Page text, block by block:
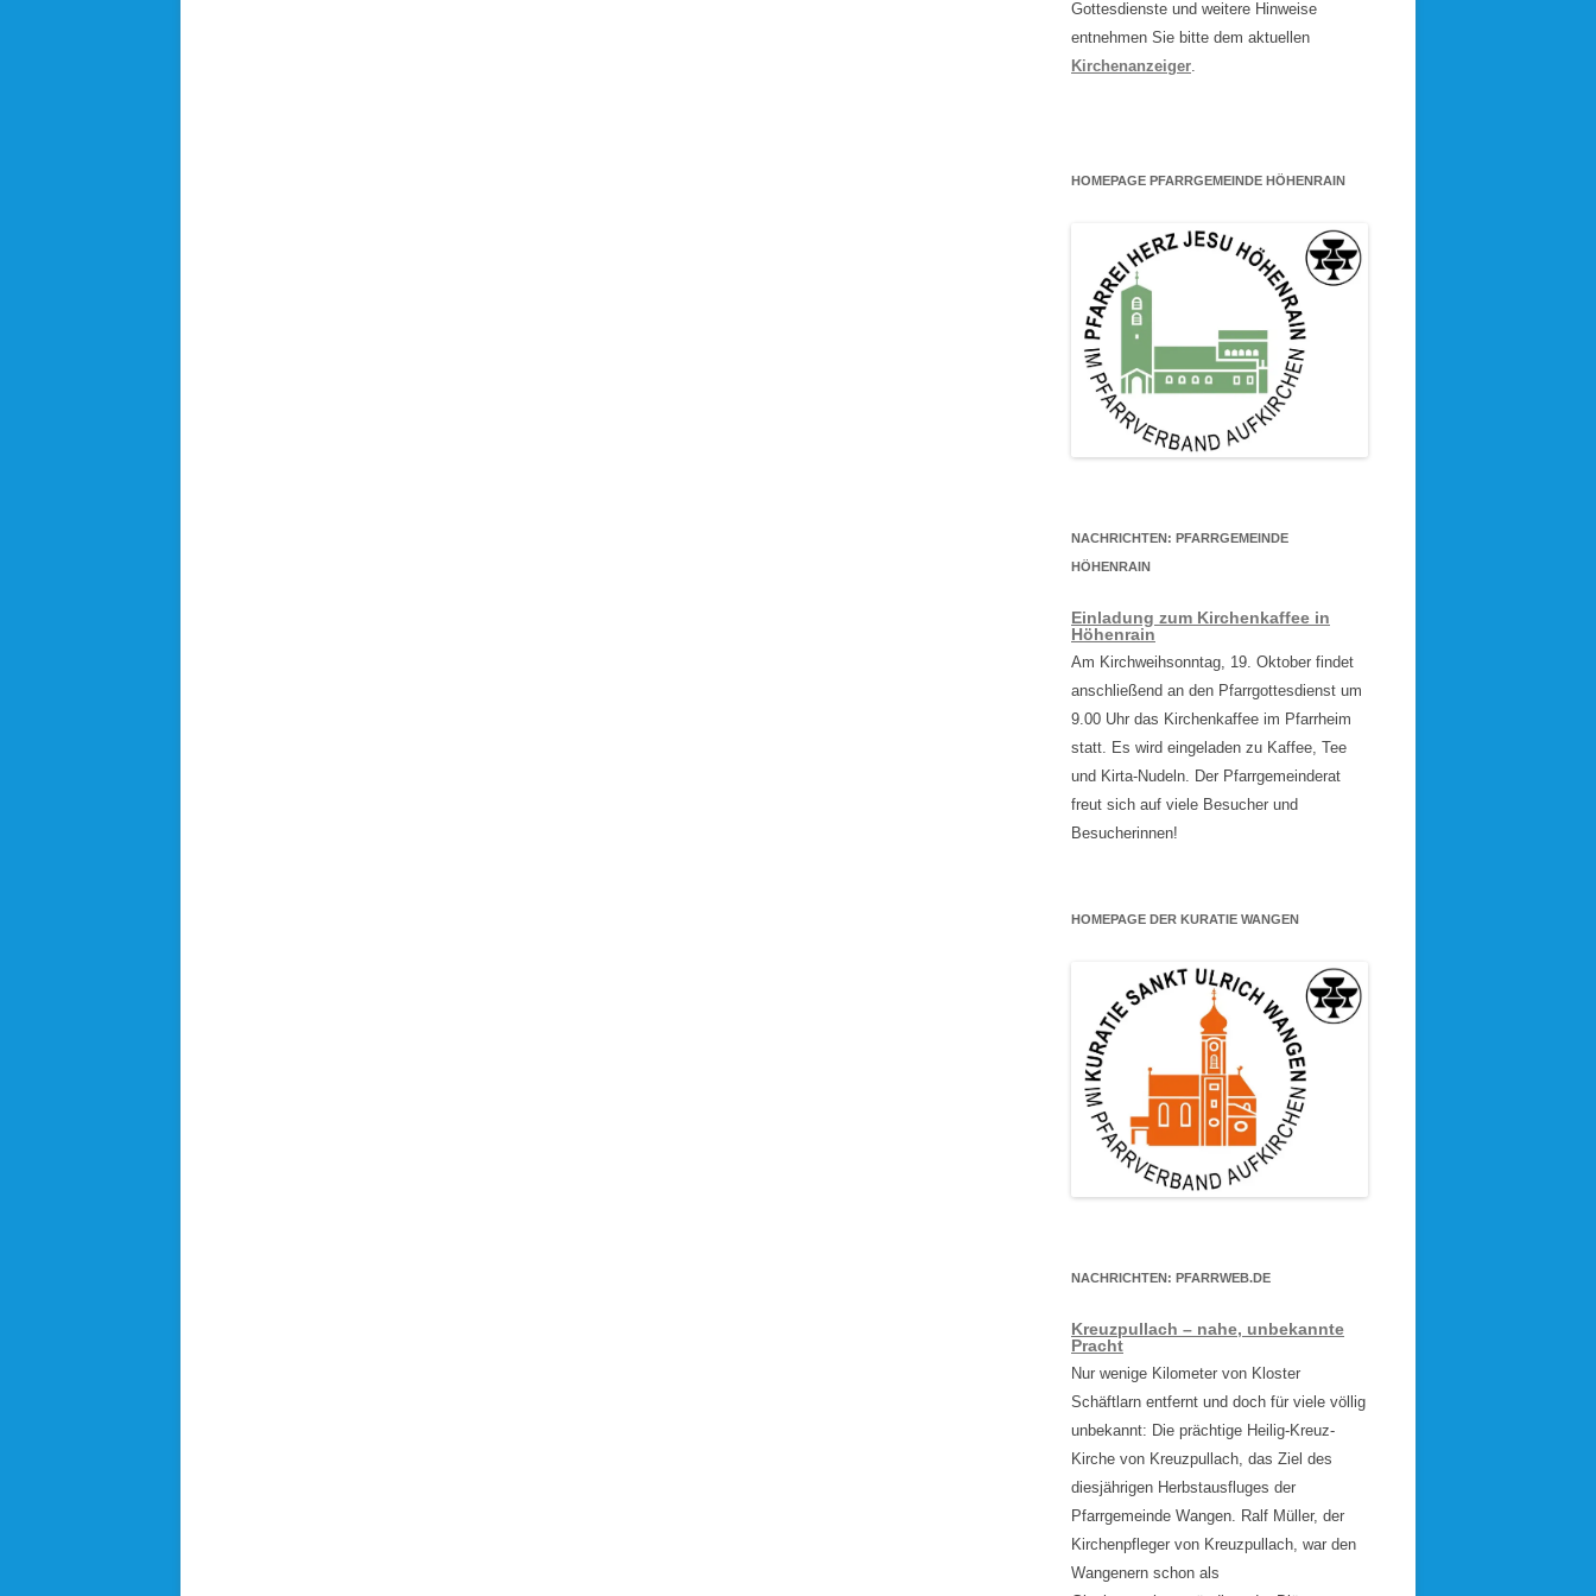
Gottesdienste und weitere Hinweise
entnehmen Sie bitte dem aktuellen
Kirchenanzeiger.
HOMEPAGE PFARRGEMEINDE HÖHENRAIN
NACHRICHTEN: PFARRGEMEINDE
HÖHENRAIN
Einladung zum Kirchenkaffee in
Höhenrain
Am Kirchweihsonntag, 19. Oktober findet
anschließend an den Pfarrgottesdienst um
9.00 Uhr das Kirchenkaffee im Pfarrheim
statt. Es wird eingeladen zu Kaffee, Tee
und Kirta-Nudeln. Der Pfarrgemeinderat
freut sich auf viele Besucher und
Besucherinnen!
HOMEPAGE DER KURATIE WANGEN
NACHRICHTEN: PFARRWEB.DE
Kreuzpullach – nahe, unbekannte
Pracht
Nur wenige Kilometer von Kloster
Schäftlarn entfernt und doch für viele völlig
unbekannt: Die prächtige Heilig-Kreuz-
Kirche von Kreuzpullach, das Ziel des
diesjährigen Herbstausfluges der
Pfarrgemeinde Wangen. Ralf Müller, der
Kirchenpfleger von Kreuzpullach, war den
Wangenern schon als